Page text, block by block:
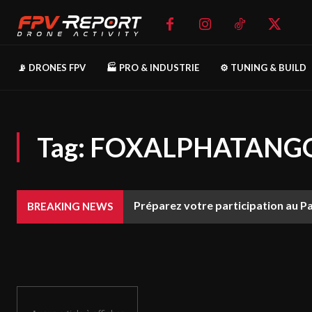
📡 DRONES FPV 🏭 PRO & INDUSTRIE ⚙️ TUNING & BUILD
Tag:
BREAKING NEWS Préparez votre participation au